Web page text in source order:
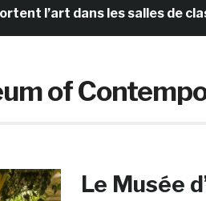
dans les salles de classe
of
Le Musée